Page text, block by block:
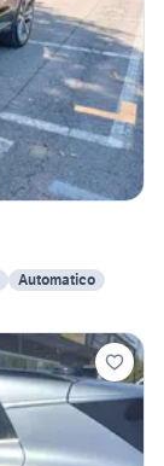
Automatico